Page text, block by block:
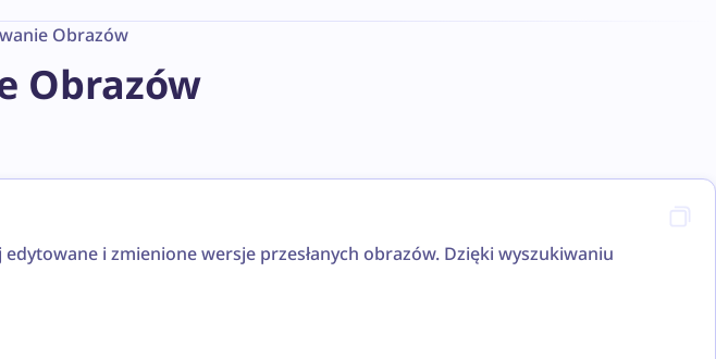
Obrazów
Obrazów
i zmienione wersje przesłanych obrazów. Dzięki wyszukiwaniu